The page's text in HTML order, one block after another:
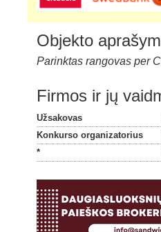
Objekto
Parinktas rangovas per
Firmos ir jų
Užsakovas
Konkurso organizatorius
*